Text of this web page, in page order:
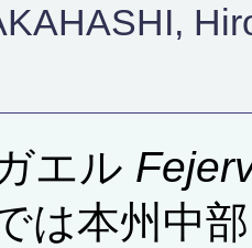
エル
は本州中